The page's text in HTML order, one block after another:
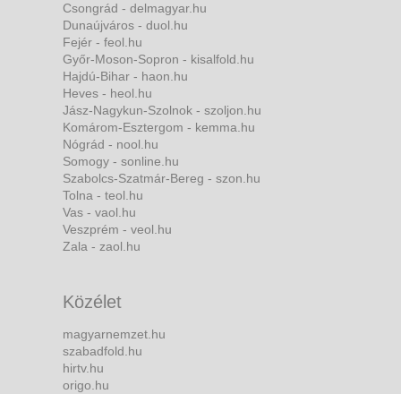
Csongrád - delmagyar.hu
Dunaújváros - duol.hu
Fejér - feol.hu
Győr-Moson-Sopron - kisalfold.hu
Hajdú-Bihar - haon.hu
Heves - heol.hu
Jász-Nagykun-Szolnok - szoljon.hu
Komárom-Esztergom - kemma.hu
Nógrád - nool.hu
Somogy - sonline.hu
Szabolcs-Szatmár-Bereg - szon.hu
Tolna - teol.hu
Vas - vaol.hu
Veszprém - veol.hu
Zala - zaol.hu
Közélet
magyarnemzet.hu
szabadfold.hu
hirtv.hu
origo.hu